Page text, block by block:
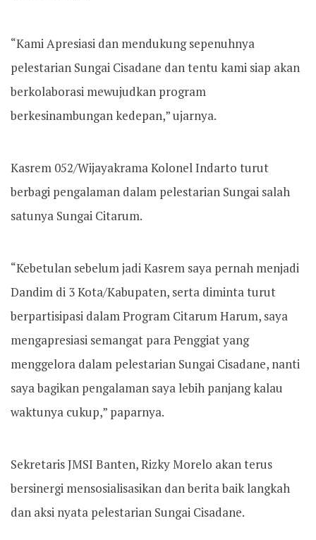
“Kami Apresiasi dan mendukung sepenuhnya
pelestarian Sungai Cisadane dan tentu kami siap akan
berkolaborasi mewujudkan program
berkesinambungan kedepan,” ujarnya.
Kasrem 052/Wijayakrama Kolonel Indarto turut
berbagi pengalaman dalam pelestarian Sungai salah
satunya Sungai Citarum.
“Kebetulan sebelum jadi Kasrem saya pernah menjadi
Dandim di 3 Kota/Kabupaten, serta diminta turut
berpartisipasi dalam Program Citarum Harum, saya
mengapresiasi semangat para Penggiat yang
menggelora dalam pelestarian Sungai Cisadane, nanti
saya bagikan pengalaman saya lebih panjang kalau
waktunya cukup,” paparnya.
Sekretaris JMSI Banten, Rizky Morelo akan terus
bersinergi mensosialisasikan dan berita baik langkah
dan aksi nyata pelestarian Sungai Cisadane.